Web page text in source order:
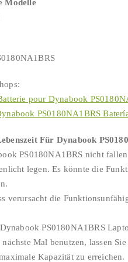
Modelle
pour Dynabook
PS0180NA1BRS
Für Dynabook
PS0180NA1BRS nicht
legen. Es könnte die
verursacht die
PS0180NA1BRS
nächste Mal benutzen, lassen
Kapazität zu erreichen.